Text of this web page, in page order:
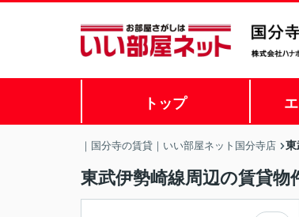
トップ
｜国分寺の賃貸｜いい部屋ネット国分寺店 東
東武伊勢崎線周辺の賃貸物